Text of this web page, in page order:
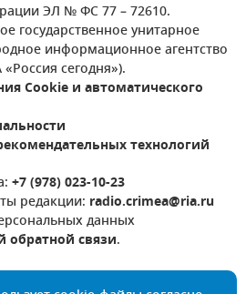
ЭЛ № ФС 77 – 72610.
государственное унитарное
информационное агентство
сегодня»).
Cookie и автоматического
технологий
+7 (978) 023-10-23
редакции: radio.crimea@ria.ru
данных
обратной связи.